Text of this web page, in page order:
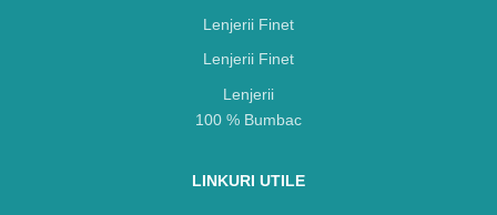
Lenjerii Finet
Lenjerii Finet
Lenjerii
100 % Bumbac
LINKURI UTILE